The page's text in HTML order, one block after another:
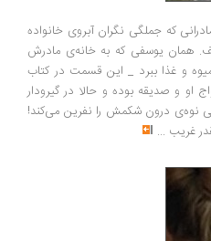
که جملگی نگران آبروی خانواده
همان یوسفی که به خانه‌ی مادرش
و غذا ببرد _ این قسمت در کتاب
او و صدیقه بوده و حالا در گیرودار
درون شکمش را نفرین می‌کند!
غریب ...